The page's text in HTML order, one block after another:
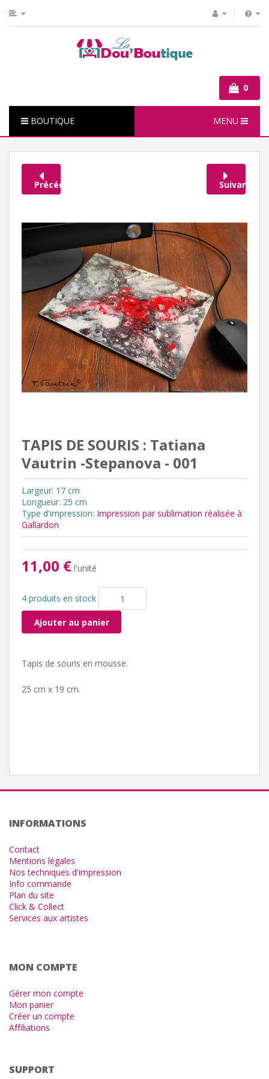
0
BOUTIQUE MENU
Précédent Suivant
TAPIS DE SOURIS : Tatiana
Vautrin -Stepanova - 001
Largeur: 17 cm
Longueur: 25 cm
Type d'impression: Impression par sublimation réalisée à
Gallardon
11,00 € l'unité
4 produits en stock
Ajouter au panier
Tapis de souris en mousse.
25 cm x 19 cm.
INFORMATIONS
Contact
Mentions légales
Nos techniques d'impression
Info commande
Plan du site
Click & Collect
Services aux artistes
MON COMPTE
Gérer mon compte
Mon panier
Créer un compte
Affiliations
SUPPORT